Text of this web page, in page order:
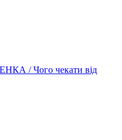
/ Чого чекати від